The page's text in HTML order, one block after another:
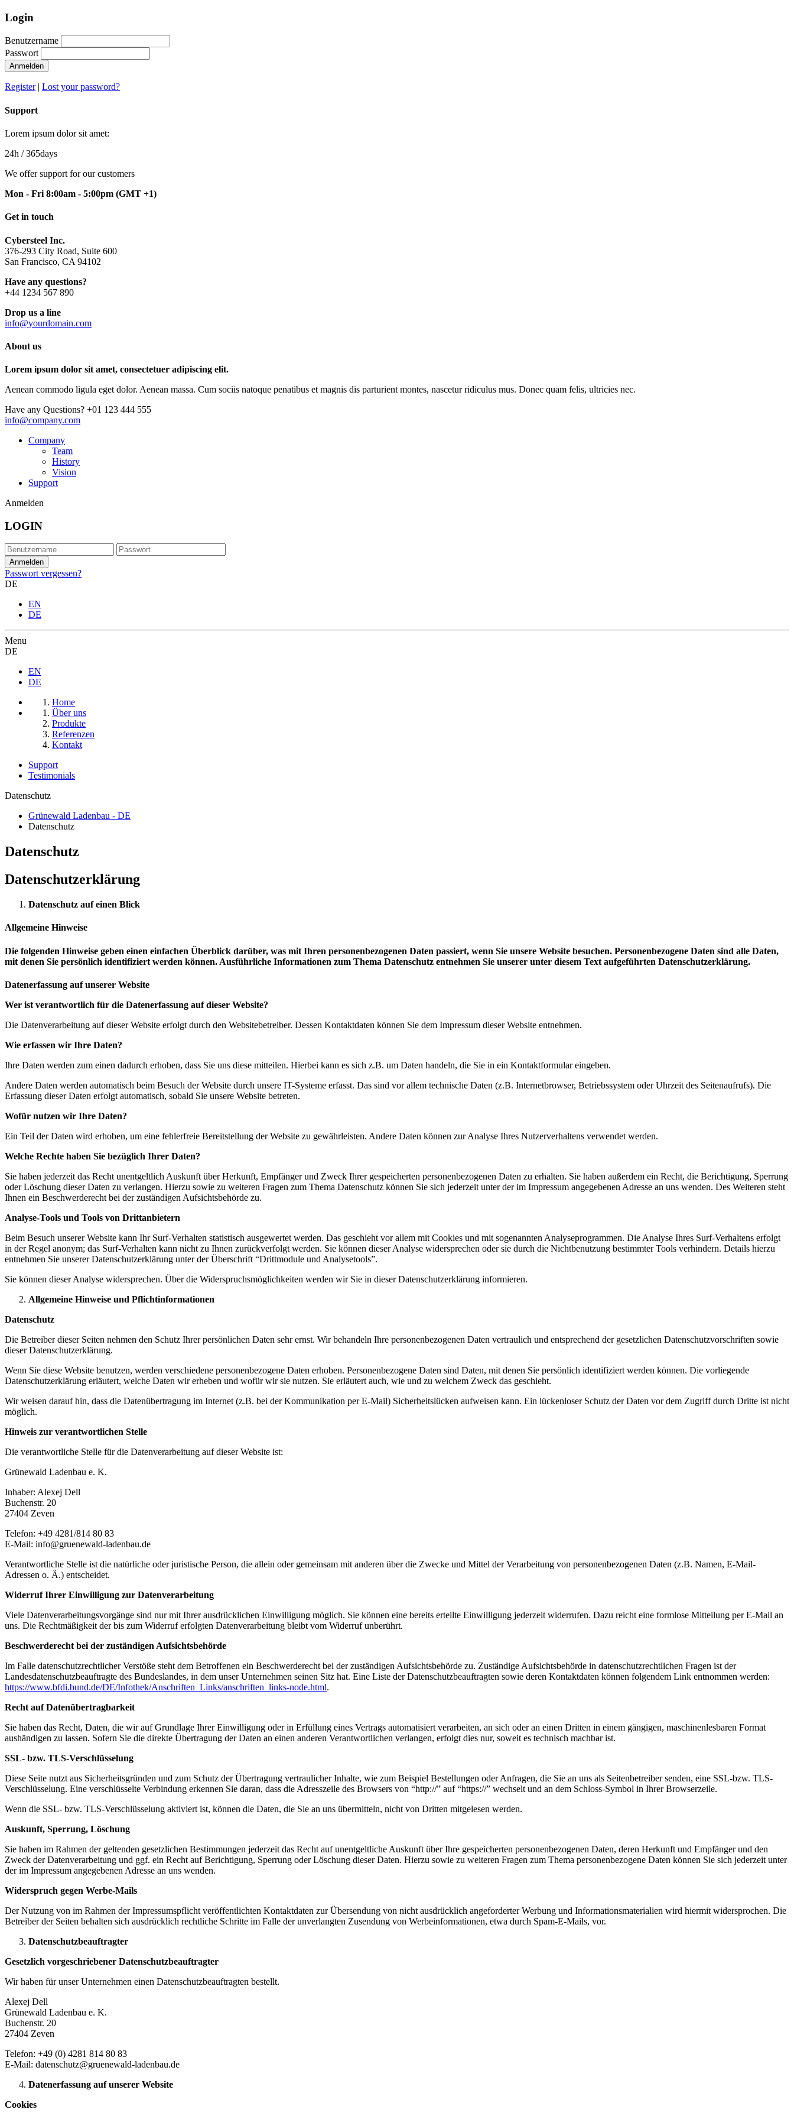
Login
Benutzername
Passwort
Anmelden
Register| Lost your password?
Support
Lorem ipsum dolor sit amet:
24h / 365days
We offer support for our customers
Mon - Fri 8:00am - 5:00pm (GMT +1)
Get in touch
Cybersteel Inc.
376-293 City Road, Suite 600
San Francisco, CA 94102
Have any questions?
+44 1234 567 890
Drop us a line
info@yourdomain.com
About us
Lorem ipsum dolor sit amet, consectetuer adipiscing elit.
Aenean commodo ligula eget dolor. Aenean massa. Cum sociis natoque penatibus et magnis dis parturient montes, nascetur ridiculus mus. Donec quam felis, ultricies nec.
Have any Questions? +01 123 444 555
info@company.com
Company
Team
History
Vision
Support
Anmelden
LOGIN
Passwort vergessen?
DE
EN
DE
Menu
DE
EN
DE
Home
Über uns
Produkte
Referenzen
Kontakt
Support
Testimonials
Datenschutz
Grünewald Ladenbau - DE
Datenschutz
Datenschutz
Datenschutzerklärung
Datenschutz auf einen Blick
Allgemeine Hinweise
Die folgenden Hinweise geben einen einfachen Überblick darüber, was mit Ihren personenbezogenen Daten passiert, wenn Sie unsere Website besuchen. Personenbezogene Daten sind alle Daten,
mit denen Sie persönlich identifiziert werden können. Ausführliche Informationen zum Thema Datenschutz entnehmen Sie unserer unter diesem Text aufgeführten Datenschutzerklärung.
Datenerfassung auf unserer Website
Wer ist verantwortlich für die Datenerfassung auf dieser Website?
Die Datenverarbeitung auf dieser Website erfolgt durch den Websitebetreiber. Dessen Kontaktdaten können Sie dem Impressum dieser Website entnehmen.
Wie erfassen wir Ihre Daten?
Ihre Daten werden zum einen dadurch erhoben, dass Sie uns diese mitteilen. Hierbei kann es sich z.B. um Daten handeln, die Sie in ein Kontaktformular eingeben.
Andere Daten werden automatisch beim Besuch der Website durch unsere IT-Systeme erfasst. Das sind vor allem technische Daten (z.B. Internetbrowser, Betriebssystem oder Uhrzeit des Seitenaufrufs). Die
Erfassung dieser Daten erfolgt automatisch, sobald Sie unsere Website betreten.
Wofür nutzen wir Ihre Daten?
Ein Teil der Daten wird erhoben, um eine fehlerfreie Bereitstellung der Website zu gewährleisten. Andere Daten können zur Analyse Ihres Nutzerverhaltens verwendet werden.
Welche Rechte haben Sie bezüglich Ihrer Daten?
Sie haben jederzeit das Recht unentgeltlich Auskunft über Herkunft, Empfänger und Zweck Ihrer gespeicherten personenbezogenen Daten zu erhalten. Sie haben außerdem ein Recht, die Berichtigung, Sperrung
oder Löschung dieser Daten zu verlangen. Hierzu sowie zu weiteren Fragen zum Thema Datenschutz können Sie sich jederzeit unter der im Impressum angegebenen Adresse an uns wenden. Des Weiteren steht
Ihnen ein Beschwerderecht bei der zuständigen Aufsichtsbehörde zu.
Analyse-Tools und Tools von Drittanbietern
Beim Besuch unserer Website kann Ihr Surf-Verhalten statistisch ausgewertet werden. Das geschieht vor allem mit Cookies und mit sogenannten Analyseprogrammen. Die Analyse Ihres Surf-Verhaltens erfolgt
in der Regel anonym; das Surf-Verhalten kann nicht zu Ihnen zurückverfolgt werden. Sie können dieser Analyse widersprechen oder sie durch die Nichtbenutzung bestimmter Tools verhindern. Details hierzu
entnehmen Sie unserer Datenschutzerklärung unter der Überschrift “Drittmodule und Analysetools”.
Sie können dieser Analyse widersprechen. Über die Widerspruchsmöglichkeiten werden wir Sie in dieser Datenschutzerklärung informieren.
Allgemeine Hinweise und Pflichtinformationen
Datenschutz
Die Betreiber dieser Seiten nehmen den Schutz Ihrer persönlichen Daten sehr ernst. Wir behandeln Ihre personenbezogenen Daten vertraulich und entsprechend der gesetzlichen Datenschutzvorschriften sowie
dieser Datenschutzerklärung.
Wenn Sie diese Website benutzen, werden verschiedene personenbezogene Daten erhoben. Personenbezogene Daten sind Daten, mit denen Sie persönlich identifiziert werden können. Die vorliegende
Datenschutzerklärung erläutert, welche Daten wir erheben und wofür wir sie nutzen. Sie erläutert auch, wie und zu welchem Zweck das geschieht.
Wir weisen darauf hin, dass die Datenübertragung im Internet (z.B. bei der Kommunikation per E-Mail) Sicherheitslücken aufweisen kann. Ein lückenloser Schutz der Daten vor dem Zugriff durch Dritte ist nicht
möglich.
Hinweis zur verantwortlichen Stelle
Die verantwortliche Stelle für die Datenverarbeitung auf dieser Website ist:
Grünewald Ladenbau e. K.
Inhaber: Alexej Dell
Buchenstr. 20
27404 Zeven
Telefon: +49 4281/814 80 83
E-Mail: info@gruenewald-ladenbau.de
Verantwortliche Stelle ist die natürliche oder juristische Person, die allein oder gemeinsam mit anderen über die Zwecke und Mittel der Verarbeitung von personenbezogenen Daten (z.B. Namen, E-Mail-
Adressen o. Ä.) entscheidet.
Widerruf Ihrer Einwilligung zur Datenverarbeitung
Viele Datenverarbeitungsvorgänge sind nur mit Ihrer ausdrücklichen Einwilligung möglich. Sie können eine bereits erteilte Einwilligung jederzeit widerrufen. Dazu reicht eine formlose Mitteilung per E-Mail an
uns. Die Rechtmäßigkeit der bis zum Widerruf erfolgten Datenverarbeitung bleibt vom Widerruf unberührt.
Beschwerderecht bei der zuständigen Aufsichtsbehörde
Im Falle datenschutzrechtlicher Verstöße steht dem Betroffenen ein Beschwerderecht bei der zuständigen Aufsichtsbehörde zu. Zuständige Aufsichtsbehörde in datenschutzrechtlichen Fragen ist der
Landesdatenschutzbeauftragte des Bundeslandes, in dem unser Unternehmen seinen Sitz hat. Eine Liste der Datenschutzbeauftragten sowie deren Kontaktdaten können folgendem Link entnommen werden:
https://www.bfdi.bund.de/DE/Infothek/Anschriften_Links/anschriften_links-node.html.
Recht auf Datenübertragbarkeit
Sie haben das Recht, Daten, die wir auf Grundlage Ihrer Einwilligung oder in Erfüllung eines Vertrags automatisiert verarbeiten, an sich oder an einen Dritten in einem gängigen, maschinenlesbaren Format
aushändigen zu lassen. Sofern Sie die direkte Übertragung der Daten an einen anderen Verantwortlichen verlangen, erfolgt dies nur, soweit es technisch machbar ist.
SSL- bzw. TLS-Verschlüsselung
Diese Seite nutzt aus Sicherheitsgründen und zum Schutz der Übertragung vertraulicher Inhalte, wie zum Beispiel Bestellungen oder Anfragen, die Sie an uns als Seitenbetreiber senden, eine SSL-bzw. TLS-
Verschlüsselung. Eine verschlüsselte Verbindung erkennen Sie daran, dass die Adresszeile des Browsers von “http://” auf “https://” wechselt und an dem Schloss-Symbol in Ihrer Browserzeile.
Wenn die SSL- bzw. TLS-Verschlüsselung aktiviert ist, können die Daten, die Sie an uns übermitteln, nicht von Dritten mitgelesen werden.
Auskunft, Sperrung, Löschung
Sie haben im Rahmen der geltenden gesetzlichen Bestimmungen jederzeit das Recht auf unentgeltliche Auskunft über Ihre gespeicherten personenbezogenen Daten, deren Herkunft und Empfänger und den
Zweck der Datenverarbeitung und ggf. ein Recht auf Berichtigung, Sperrung oder Löschung dieser Daten. Hierzu sowie zu weiteren Fragen zum Thema personenbezogene Daten können Sie sich jederzeit unter
der im Impressum angegebenen Adresse an uns wenden.
Widerspruch gegen Werbe-Mails
Der Nutzung von im Rahmen der Impressumspflicht veröffentlichten Kontaktdaten zur Übersendung von nicht ausdrücklich angeforderter Werbung und Informationsmaterialien wird hiermit widersprochen. Die
Betreiber der Seiten behalten sich ausdrücklich rechtliche Schritte im Falle der unverlangten Zusendung von Werbeinformationen, etwa durch Spam-E-Mails, vor.
Datenschutzbeauftragter
Gesetzlich vorgeschriebener Datenschutzbeauftragter
Wir haben für unser Unternehmen einen Datenschutzbeauftragten bestellt.
Alexej Dell
Grünewald Ladenbau e. K.
Buchenstr. 20
27404 Zeven
Telefon: +49 (0) 4281 814 80 83
E-Mail: datenschutz@gruenewald-ladenbau.de
Datenerfassung auf unserer Website
Cookies